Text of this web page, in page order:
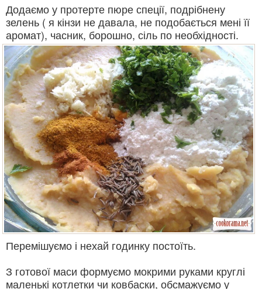
Додаємо у протерте пюре спеції, подрібнену
зелень ( я кінзи не давала, не подобається мені її
аромат), часник, борошно, сіль по необхідності.
Перемішуємо і нехай годинку постоїть.
З готової маси формуємо мокрими руками круглі
маленькі котлетки чи ковбаски, обсмажуємо у